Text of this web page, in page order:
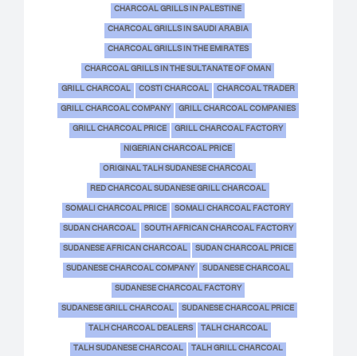
CHARCOAL GRILLS IN PALESTINE
CHARCOAL GRILLS IN SAUDI ARABIA
CHARCOAL GRILLS IN THE EMIRATES
CHARCOAL GRILLS IN THE SULTANATE OF OMAN
CHARCOAL TRADER
COSTI CHARCOAL
GRILL CHARCOAL
GRILL CHARCOAL COMPANIES
GRILL CHARCOAL COMPANY
GRILL CHARCOAL FACTORY
GRILL CHARCOAL PRICE
NIGERIAN CHARCOAL PRICE
ORIGINAL TALH SUDANESE CHARCOAL
RED CHARCOAL SUDANESE GRILL CHARCOAL
SOMALI CHARCOAL FACTORY
SOMALI CHARCOAL PRICE
SOUTH AFRICAN CHARCOAL FACTORY
SUDAN CHARCOAL
SUDAN CHARCOAL PRICE
SUDANESE AFRICAN CHARCOAL
SUDANESE CHARCOAL
SUDANESE CHARCOAL COMPANY
SUDANESE CHARCOAL FACTORY
SUDANESE CHARCOAL PRICE
SUDANESE GRILL CHARCOAL
TALH CHARCOAL
TALH CHARCOAL DEALERS
TALH GRILL CHARCOAL
TALH SUDANESE CHARCOAL